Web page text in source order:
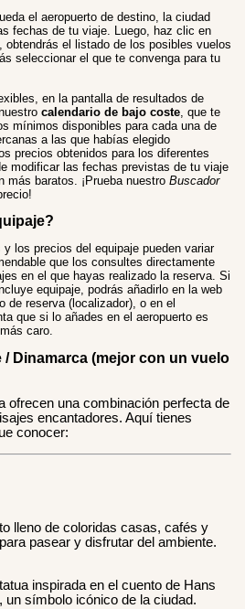
el aeropuerto de destino, la ciudad
fechas de tu viaje. Luego, haz clic en
obtendrás el listado de los posibles vuelos
seleccionar el que te convenga para tu
en la pantalla de resultados de
calendario de bajo coste , que te
mínimos disponibles para cada una de
a las que habías elegido
precios obtenidos para los diferentes
modificar las fechas previstas de tu viaje
más baratos. ¡Prueba nuestro Buscador
los precios del equipaje pueden variar
que los consultes directamente
en el que hayas realizado la reserva. Si
equipaje, podrás añadirlo en la web
de reserva (localizador), o en el
que si lo añades en el aeropuerto es
caro.
Dinamarca (mejor con un vuelo
ofrecen una combinación perfecta de
encantadores. Aquí tienes
conocer:
lleno de coloridas casas, cafés y
pasear y disfrutar del ambiente.
inspirada en el cuento de Hans
un símbolo icónico de la ciudad.